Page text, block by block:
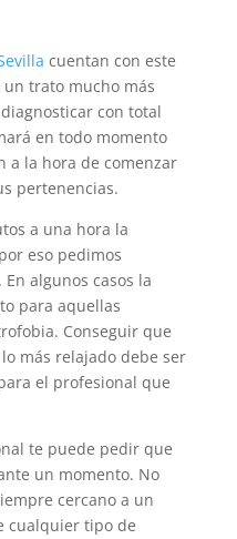
cuentan con este
trato mucho más
con total
en todo momento
a la hora de comenzar
pertenencias.
a una hora la
eso pedimos
algunos casos la
para aquellas
Conseguir que
más relajado debe ser
el profesional que
te puede pedir que
un momento. No
cercano a un
cualquier tipo de